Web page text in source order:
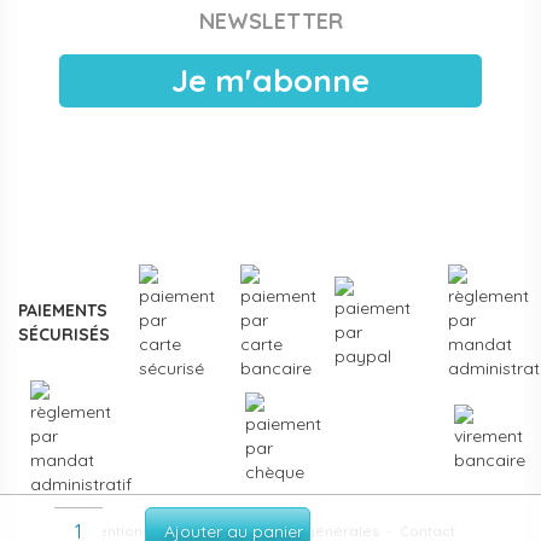
Ajouter au panier
publiques, EAJE municipales et services pétite enfance
électronique, livraison France entière. Voir les
devis pour collectivités.
ou un renouvellement de matériel.
NEWSLETTER
Je m'abonne
PAIEMENTS
SÉCURISÉS
Mentions légales - Conditions générales